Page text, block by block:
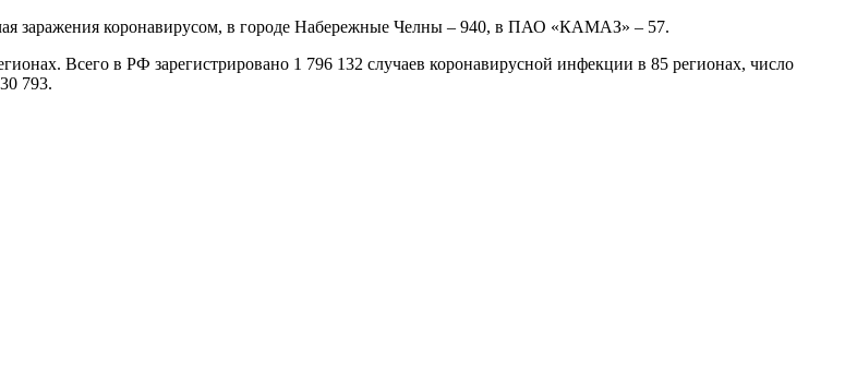
заражения коронавирусом, в городе Набережные Челны – 940, в ПАО «КАМАЗ» – 57.
Всего в РФ зарегистрировано 1 796 132 случаев коронавирусной инфекции в 85 регионах, число
793.